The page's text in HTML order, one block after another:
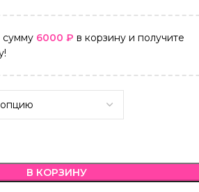
сумму 6000 ₽ в корзину и получите
В КОРЗИНУ